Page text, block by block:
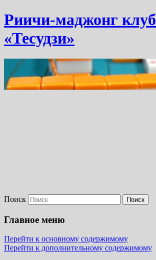
Риичи-маджонг клуб
«Тесудзи»
Поиск
Главное меню
Перейти к основному содержимому
Перейти к дополнительному содержимому